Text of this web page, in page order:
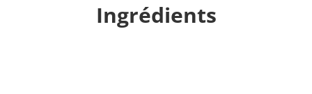
Ingrédients